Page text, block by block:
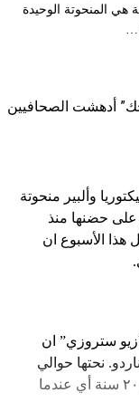
هي المنحوتة الوحيدة
وألبير منحوتة
على حضنها منذ
قبل هذا الأسبوع ان
ستروزي” ان
نحتها حوالي
العام ١٤٧٢ عندما كان يبلغ من العمر ١٩ أو ٢٠ سنة أي عندما